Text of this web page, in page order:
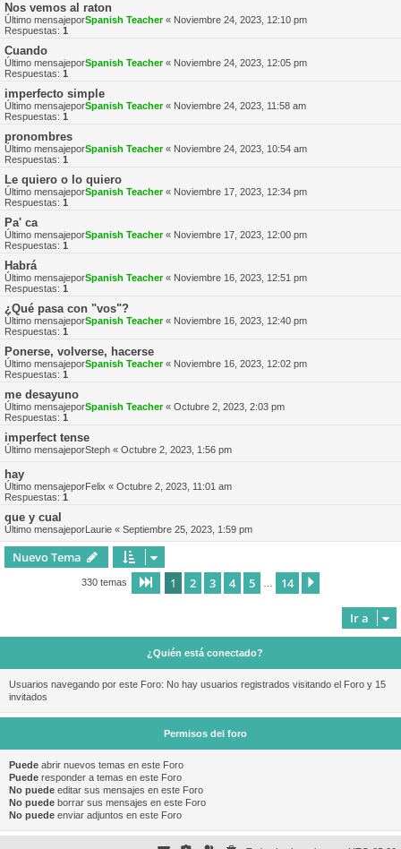
Nos vemos al raton
Último mensajeporSpanish Teacher« Noviembre 24, 2023, 12:10 pm
Respuestas: 1
Cuando
Último mensajeporSpanish Teacher« Noviembre 24, 2023, 12:05 pm
Respuestas: 1
imperfecto simple
Último mensajeporSpanish Teacher« Noviembre 24, 2023, 11:58 am
Respuestas: 1
pronombres
Último mensajeporSpanish Teacher« Noviembre 24, 2023, 10:54 am
Respuestas: 1
Le quiero o lo quiero
Último mensajeporSpanish Teacher« Noviembre 17, 2023, 12:34 pm
Respuestas: 1
Pa' ca
Último mensajeporSpanish Teacher« Noviembre 17, 2023, 12:00 pm
Respuestas: 1
Habrá
Último mensajeporSpanish Teacher« Noviembre 16, 2023, 12:51 pm
Respuestas: 1
¿Qué pasa con "vos"?
Último mensajeporSpanish Teacher« Noviembre 16, 2023, 12:40 pm
Respuestas: 1
Ponerse, volverse, hacerse
Último mensajeporSpanish Teacher« Noviembre 16, 2023, 12:02 pm
Respuestas: 1
me desayuno
Último mensajeporSpanish Teacher« Octubre 2, 2023, 2:03 pm
Respuestas: 1
imperfect tense
Último mensajeporSteph « Octubre 2, 2023, 1:56 pm
hay
Último mensajeporFelix « Octubre 2, 2023, 11:01 am
Respuestas: 1
que y cual
Último mensajeporLaurie « Septiembre 25, 2023, 1:59 pm
Nuevo Tema
330 temas Página de 14
1 2 3 4 5 14
Ir a
¿Quién está conectado?
Usuarios navegando por este Foro: No hay usuarios registrados visitando el Foro y 15
invitados
Permisos del foro
Puede abrir nuevos temas en este Foro
Puede responder a temas en este Foro
No puede editar sus mensajes en este Foro
No puede borrar sus mensajes en este Foro
No puede enviar adjuntos en este Foro